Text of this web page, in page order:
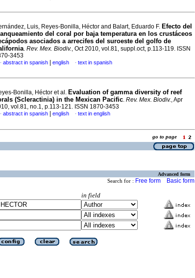
Luis, Reyes-Bonilla, Héctor and Balart, Eduardo F. Efecto del
del coral por baja temperatura en los crustáceos
asociados a arrecifes del suroeste del golfo de
. Rev. Mex. Biodiv., Oct 2010, vol.81, suppl.oct, p.113-119. ISSN
3453
· abstract in spanish english · text in spanish
Bonilla, Héctor et al. Evaluation of gamma diversity of reef
(Scleractinia) in the Mexican Pacific. Rev. Mex. Biodiv., Apr
vol.81, no.1, p.113-121. ISSN 1870-3453
· abstract in spanish english · text in english
go to page
Advanced form
Search for : Free form Basic form
in field